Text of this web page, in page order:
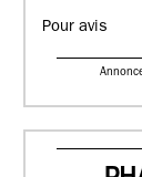
Pour avis